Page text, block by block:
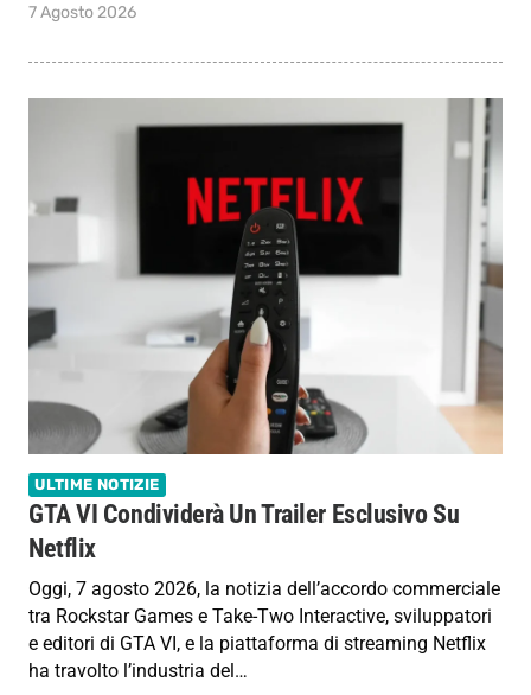
7 Agosto 2026
ULTIME NOTIZIE
GTA VI Condividerà Un Trailer Esclusivo Su
Netflix
Oggi, 7 agosto 2026, la notizia dell’accordo commerciale
tra Rockstar Games e Take-Two Interactive, sviluppatori
e editori di GTA VI, e la piattaforma di streaming Netflix
ha travolto l’industria del…